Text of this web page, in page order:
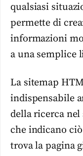
qualsiasi
permette di
informazioni
a una semplice
La sitemap
indispensabile
della ricerca
che indicano
trova la pagina